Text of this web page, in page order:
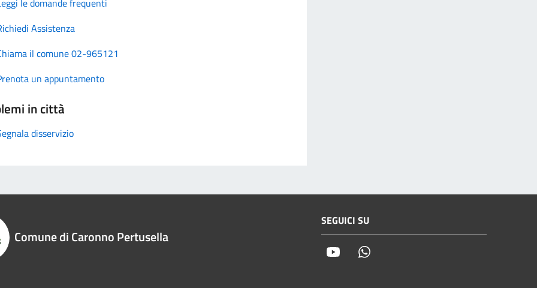
Assistenza
il comune 02-965121
un appuntamento
in città
disservizio
Comune di Caronno Pertusella
SEGUICI SU
Youtube